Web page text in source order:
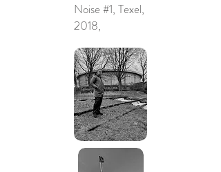
Noise #1, Texel,
2018,